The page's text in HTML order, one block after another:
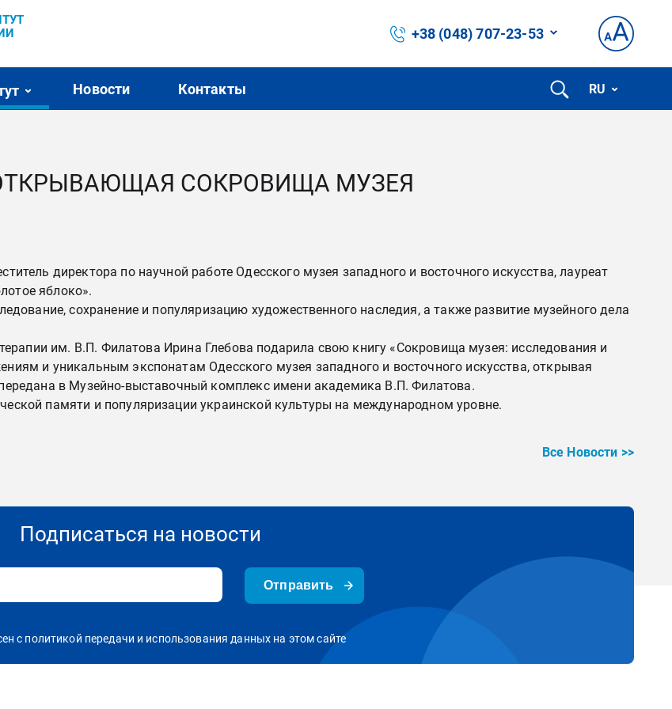
+38 (048) 707-23-53
Новости Контакты RU
СОКРОВИЩА МУЗЕЯ
директора по научной работе Одесского музея западного и восточного искусства, лауреат
яблоко».
сохранение и популяризацию художественного наследия, а также развитие музейного дела
им. В.П. Филатова Ирина Глебова подарила свою книгу «Сокровища музея: исследования и
и уникальным экспонатам Одесского музея западного и восточного искусства, открывая
в Музейно-выставочный комплекс имени академика В.П. Филатова.
памяти и популяризации украинской культуры на международном уровне.
Все Новости >>
Подписаться на новости
Отправить
с политикой передачи и использования данных на этом сайте